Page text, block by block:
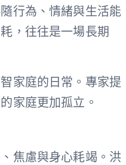
行為、情緒與生活能
，往往是一場長期
家庭的日常。專家提
家庭更加孤立。
焦慮與身心耗竭。洪